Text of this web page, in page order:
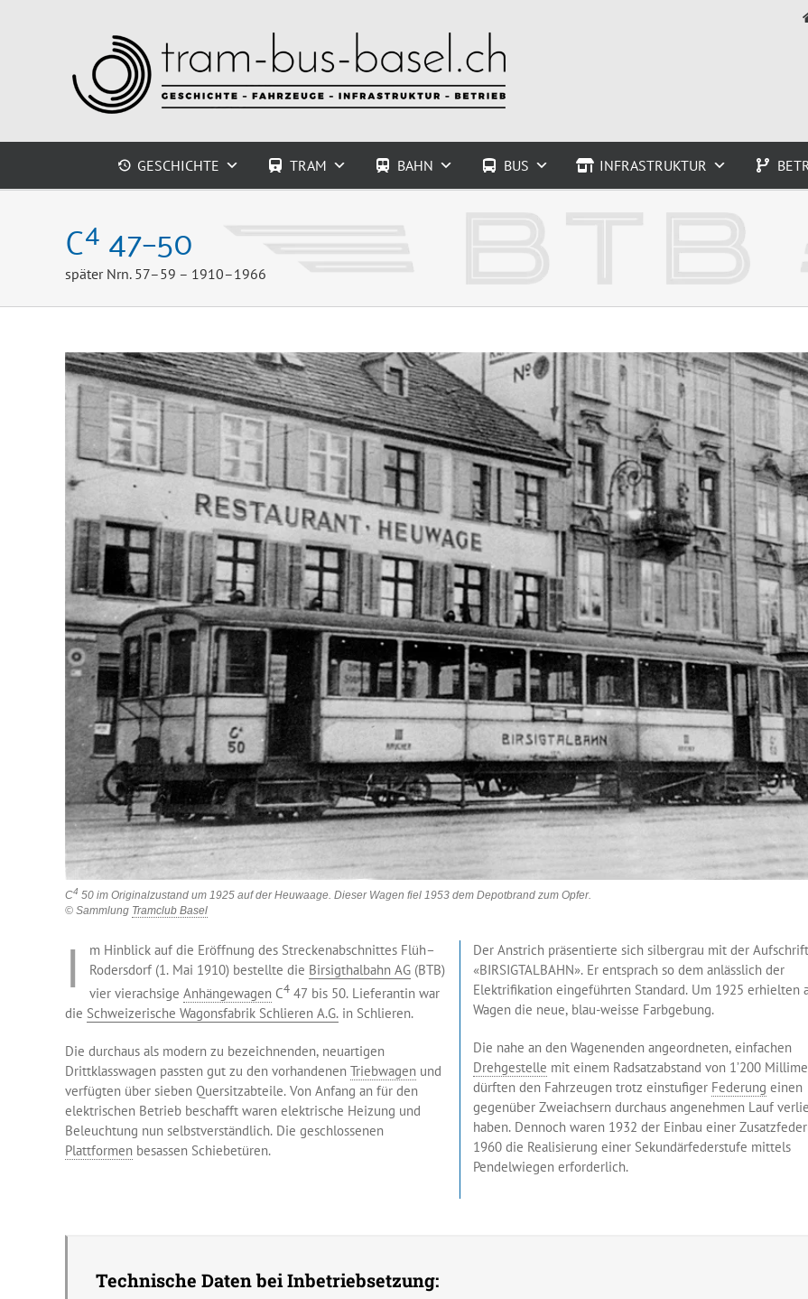
GESCHICHTE TRAM BAHN BUS INFRASTRUKTUR
C4 47–50
später Nrn. 57–59 – 1910–1966
Zeige
grösseres
Bild
C4 50 im Originalzustand um 1925 auf der Heuwaage. Dieser Wagen fiel 1953 dem Depotbrand zum Opfer.
© Sammlung Tramclub Basel
I
m Hinblick auf die Eröffnung des Streckenabschnittes Flüh–
Rodersdorf (1. Mai 1910) bestellte die Birsigthalbahn AG (BTB)
vier vierachsige Anhängewagen C4 47 bis 50. Lieferantin war
die Schweizerische Wagonsfabrik Schlieren A.G. in Schlieren.
Die durchaus als modern zu bezeichnenden, neuartigen
Drittklasswagen passten gut zu den vorhandenen Triebwagen und
verfügten über sieben Quersitzabteile. Von Anfang an für den
elektrischen Betrieb beschafft waren elektrische Heizung und
Beleuchtung nun selbstverständlich. Die geschlossenen
Plattformen besassen Schiebetüren.
Der Anstrich präsentierte sich silbergrau mit der Aufschrift
«BIRSIGTALBAHN». Er entsprach so dem anlässlich der
Elektrifikation eingeführten Standard. Um 1925 erhielten
Wagen die neue, blau-weisse Farbgebung.
Die nahe an den Wagenenden angeordneten, einfachen
Drehgestelle mit einem Radsatzabstand von 1’200
dürften den Fahrzeugen trotz einstufiger Federung einen
gegenüber Zweiachsern durchaus angenehmen Lauf
haben. Dennoch waren 1932 der Einbau einer
1960 die Realisierung einer Sekundärfederstufe mittels
Pendelwiegen erforderlich.
Technische Daten bei Inbetriebsetzung: